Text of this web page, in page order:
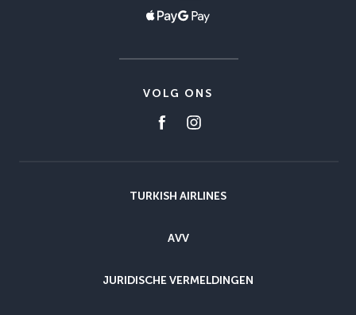
VOLG ONS
TURKISH AIRLINES
AVV
JURIDISCHE VERMELDINGEN